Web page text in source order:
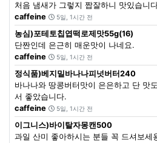
처음 냄새가 그렇지 짭잘하니 맛있습니
caffeine
5일, 1시간 전
농심)포테토칩엽떡로제맛55g(16)
단짠인데 은근히 매운맛이 나네요.
caffeine
5일, 1시간 전
정식품)베지밀바나나피넛버터240
바나나와 땅콩버터맛이 은은하고 단 맛
서 좋았습니다.
caffeine
5일, 1시간 전
이그니스)바이탈자몽캔500
과일 산미 좋아하시는 분들 꼭 드셔보세